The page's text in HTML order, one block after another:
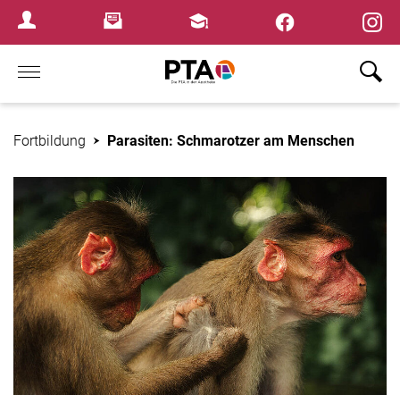
Login MenuNewsletterFortbildungen
Home
Fortbildung Parasiten: Schmarotzer am Menschen
×